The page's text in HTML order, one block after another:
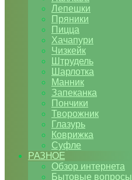
Лепешки
Пряники
Пицца
Хачапури
Чизкейк
Штрудель
Шарлотка
Манник
Запеканка
Пончики
Творожник
Глазурь
Коврижка
Суфле
РАЗНОЕ
Обзор интернета
Бытовые вопросы